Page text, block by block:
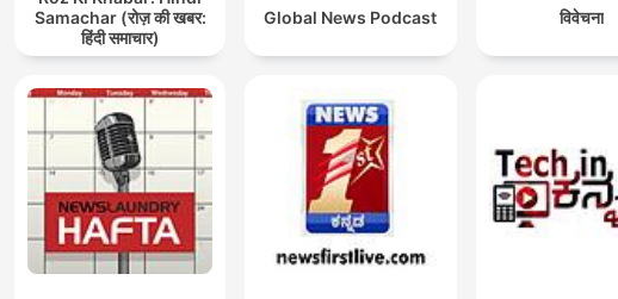
studio@ideabrews.com
Android | Apple
Samachar (रोज़ की खबर:
हिंदी समाचार)
Global News Podcast विवेचना